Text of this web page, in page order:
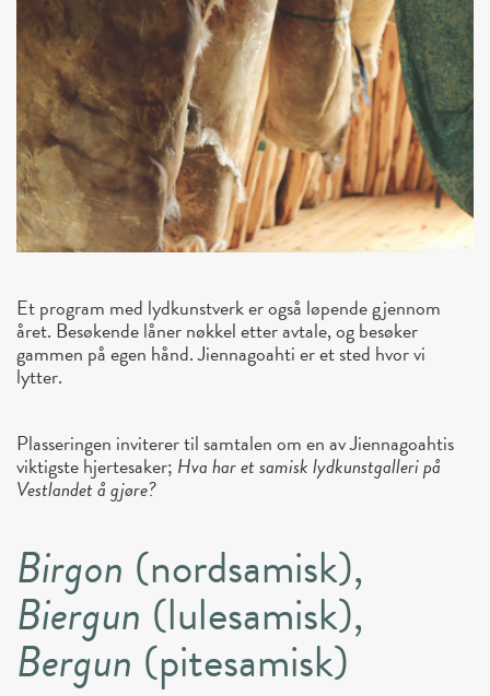
Et program med lydkunstverk er også løpende gjennom
året. Besøkende låner nøkkel etter avtale, og besøker
gammen på egen hånd. Jiennagoahti er et sted hvor vi
lytter.
Plasseringen inviterer til samtalen om en av Jiennagoahtis
viktigste hjertesaker; Hva har et samisk lydkunstgalleri på
Vestlandet å gjøre?
Birgon (nordsamisk),
Biergun (lulesamisk),
Bergun (pitesamisk)